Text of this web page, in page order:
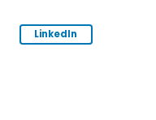
LinkedIn